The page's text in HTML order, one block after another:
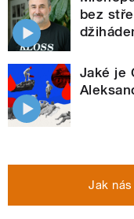
bez
Jaké je
Jak